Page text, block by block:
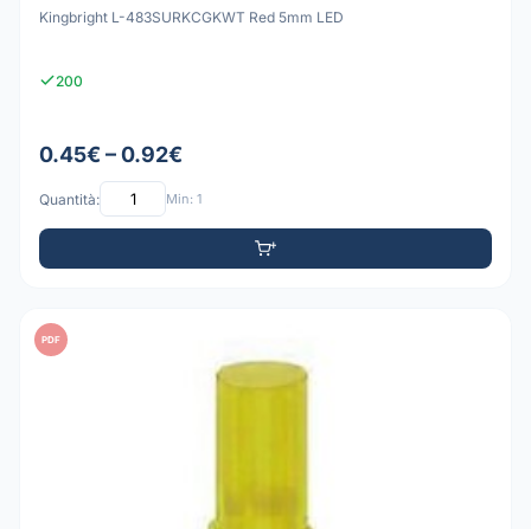
Kingbright L-483SURKCGKWT Red 5mm LED
200
0.45€ – 0.92€
Quantità: Min: 1
PDF